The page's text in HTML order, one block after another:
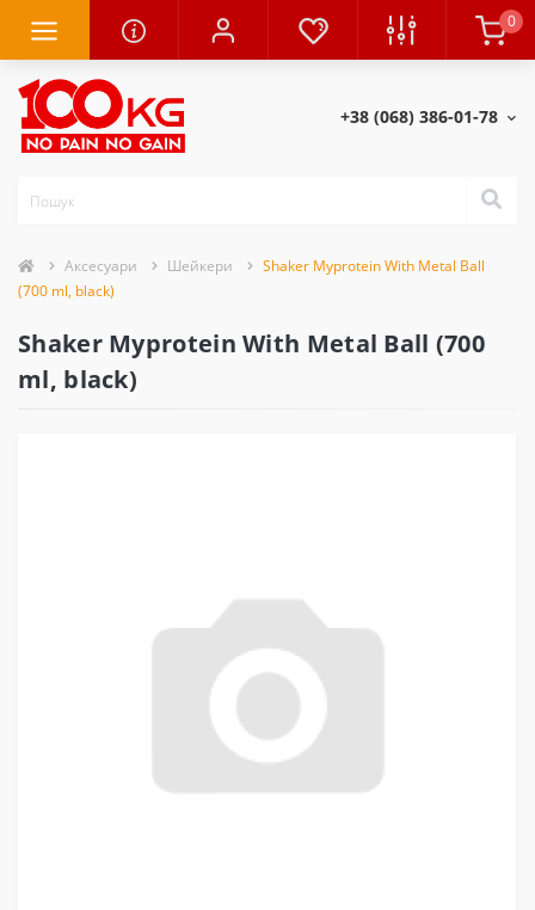
0
+38 (068) 386-01-78
Аксесуари Шейкери
Shaker Myprotein With Metal Ball
(700 ml, black)
Shaker Myprotein With Metal Ball (700
ml, black)